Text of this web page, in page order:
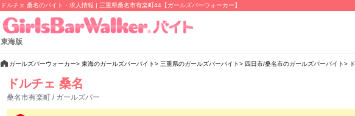
ドルチェ 桑名のバイト・求人情報 | 三重県桑名市有楽町44【ガールズバーウォーカー】
東海版
ガールズバーウォーカー 東海のガールズバーバイト 三重県のガールズバーバイト 四日市/桑名市のガールズバーバイト
ドルチェ 桑名
桑名市有楽町 / ガールズバー